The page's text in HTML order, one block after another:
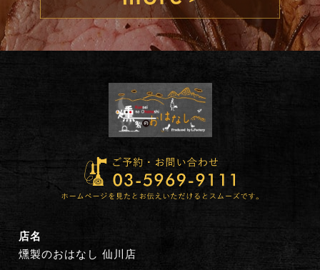
店名
燻製のおはなし 仙川店